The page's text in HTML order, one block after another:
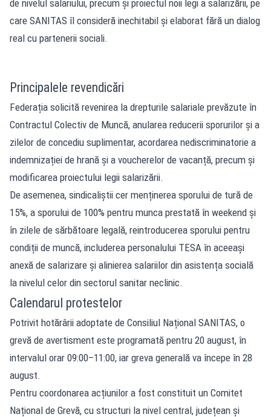
de nivelul salariului, precum și proiectul noii legi a salarizării, pe
care SANITAS îl consideră inechitabil și elaborat fără un dialog
real cu partenerii sociali.
Principalele revendicări
Federația solicită revenirea la drepturile salariale prevăzute în
Contractul Colectiv de Muncă, anularea reducerii sporurilor și a
zilelor de concediu suplimentar, acordarea nediscriminatorie a
indemnizației de hrană și a voucherelor de vacanță, precum și
modificarea proiectului legii salarizării.
De asemenea, sindicaliștii cer menținerea sporului de tură de
15%, a sporului de 100% pentru munca prestată în weekend și
în zilele de sărbătoare legală, reintroducerea sporului pentru
condiții de muncă, includerea personalului TESA în aceeași
anexă de salarizare și alinierea salariilor din asistența socială
la nivelul celor din sectorul sanitar neclinic.
Calendarul protestelor
Potrivit hotărârii adoptate de Consiliul Național SANITAS, o
grevă de avertisment este programată pentru 20 august, în
intervalul orar 09:00–11:00, iar greva generală va începe în 28
august.
Pentru coordonarea acțiunilor a fost constituit un Comitet
Național de Grevă, cu structuri la nivel central, județean și